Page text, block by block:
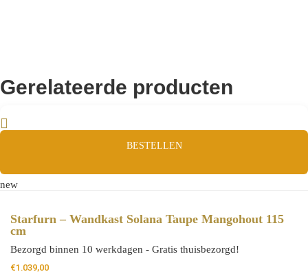
Gerelateerde producten
BESTELLEN
new
Starfurn – Wandkast Solana Taupe Mangohout 115
cm
Bezorgd binnen 10 werkdagen - Gratis thuisbezorgd!
€1.039,00